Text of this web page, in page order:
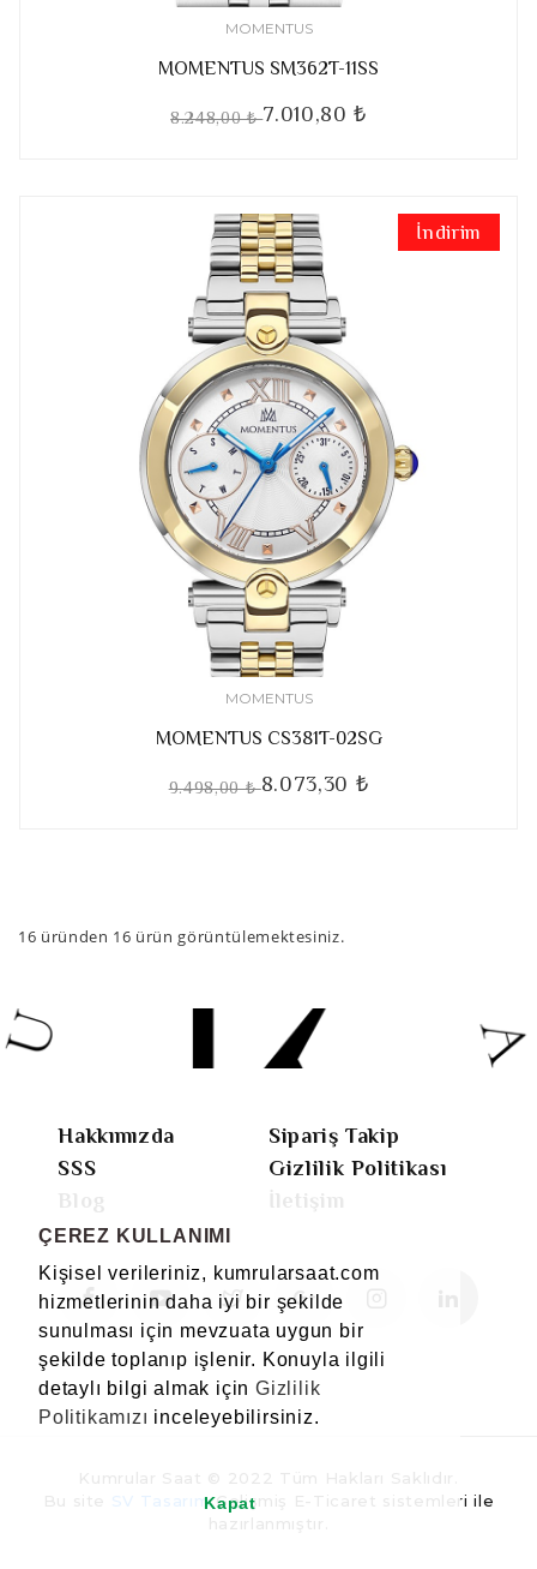
ÇEREZ KULLANIMI
Kişisel verileriniz, kumrularsaat.com
hizmetlerinin daha iyi bir şekilde
sunulması için mevzuata uygun bir
şekilde toplanıp işlenir. Konuyla ilgili
detaylı bilgi almak içinGizlilik
Politikamızı inceleyebilirsiniz.
Kapat
MOMENTUS
MOMENTUS SM362T-11SS
8.248,00 ₺7.010,80 ₺
İndirim
MOMENTUS
MOMENTUS CS381T-02SG
9.498,00 ₺8.073,30 ₺
16 üründen 16 ürün görüntülemektesiniz.
Hakkımızda
Sipariş Takip
SSS
Gizlilik Politikası
SV TasarımGelişmiş E-Ticaret sistemleri ile